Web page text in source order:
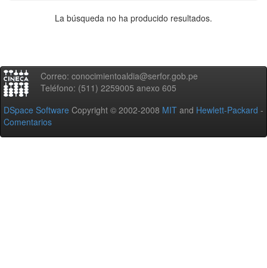
La búsqueda no ha producido resultados.
Correo: conocimientoaldia@serfor.gob.pe
Teléfono: (511) 2259005 anexo 605
DSpace Software Copyright © 2002-2008 MIT and Hewlett-Packard -
Comentarios